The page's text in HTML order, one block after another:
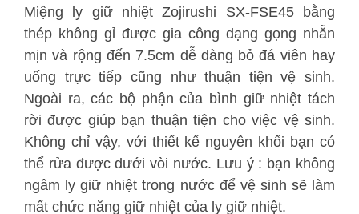
Miệng ly giữ nhiệt Zojirushi SX-FSE45 bằng
thép không gỉ được gia công dạng gọng nhẵn
mịn và rộng đến 7.5cm dễ dàng bỏ đá viên hay
uống trực tiếp cũng như thuận tiện vệ sinh.
Ngoài ra, các bộ phận của bình giữ nhiệt tách
rời được giúp bạn thuận tiện cho việc vệ sinh.
Không chỉ vậy, với thiết kế nguyên khối bạn có
thể rửa được dưới vòi nước. Lưu ý : bạn không
ngâm ly giữ nhiệt trong nước để vệ sinh sẽ làm
mất chức năng giữ nhiệt của ly giữ nhiệt.